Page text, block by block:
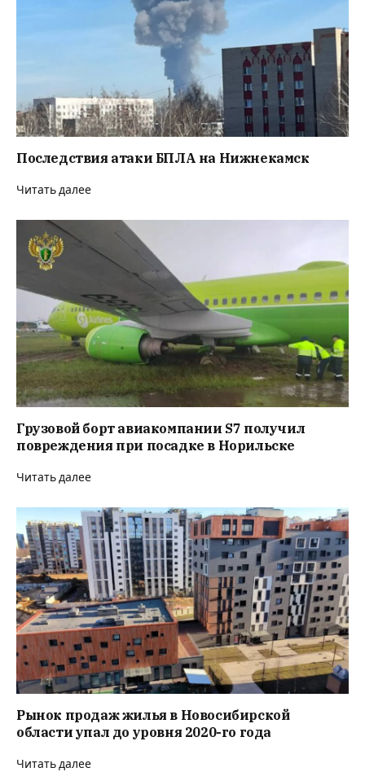
Последствия атаки БПЛА на Нижнекамск
Читать далее
Грузовой борт авиакомпании S7 получил
повреждения при посадке в Норильске
Читать далее
Рынок продаж жилья в Новосибирской
области упал до уровня 2020-го года
Читать далее